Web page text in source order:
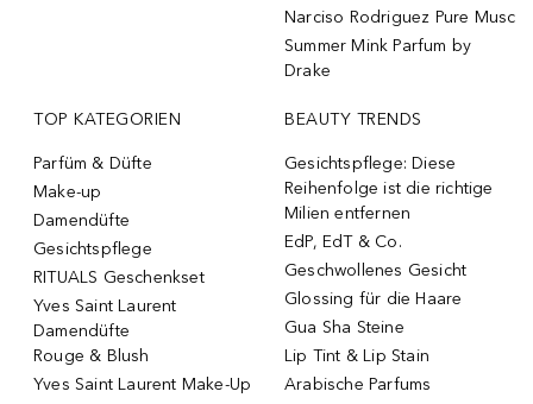
Narciso Rodriguez Pure Musc
Summer Mink Parfum by
Drake
TOP KATEGORIEN
Parfüm & Düfte
Make-up
Damendüfte
Gesichtspflege
RITUALS Geschenkset
Yves Saint Laurent
Damendüfte
Rouge & Blush
Yves Saint Laurent Make-Up
BEAUTY TRENDS
Gesichtspflege: Diese
Reihenfolge ist die richtige
Milien entfernen
EdP, EdT & Co.
Geschwollenes Gesicht
Glossing für die Haare
Gua Sha Steine
Lip Tint & Lip Stain
Arabische Parfums